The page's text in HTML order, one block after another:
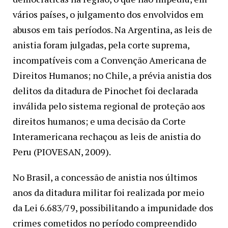
vários países, o julgamento dos envolvidos em
abusos em tais períodos. Na Argentina, as leis de
anistia foram julgadas, pela corte suprema,
incompatíveis com a Convenção Americana de
Direitos Humanos; no Chile, a prévia anistia dos
delitos da ditadura de Pinochet foi declarada
inválida pelo sistema regional de proteção aos
direitos humanos; e uma decisão da Corte
Interamericana rechaçou as leis de anistia do
Peru (PIOVESAN, 2009).
No Brasil, a concessão de anistia nos últimos
anos da ditadura militar foi realizada por meio
da Lei 6.683/79, possibilitando a impunidade dos
crimes cometidos no período compreendido